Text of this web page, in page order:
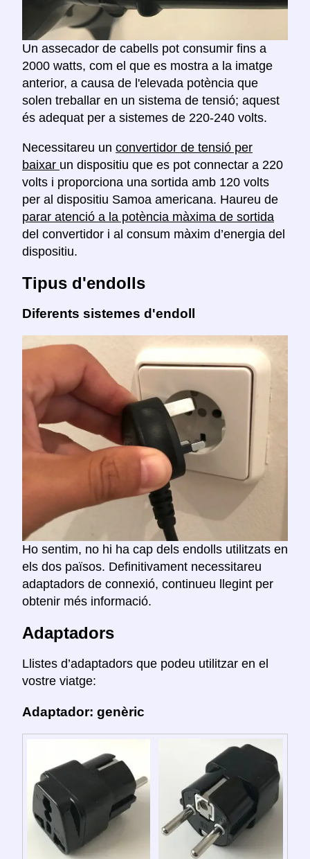
Un assecador de cabells pot consumir fins a
2000 watts, com el que es mostra a la imatge
anterior, a causa de l'elevada potència que
solen treballar en un sistema de tensió; aquest
és adequat per a sistemes de 220-240 volts.
Necessitareu un convertidor de tensió per
baixar un dispositiu que es pot connectar a 220
volts i proporciona una sortida amb 120 volts
per al dispositiu Samoa americana. Haureu de
parar atenció a la potència màxima de sortida
del convertidor i al consum màxim d’energia del
dispositiu.
Tipus d'endolls
Diferents sistemes d'endoll
Ho sentim, no hi ha cap dels endolls utilitzats en
els dos països. Definitivament necessitareu
adaptadors de connexió, continueu llegint per
obtenir més informació.
Adaptadors
Llistes d’adaptadors que podeu utilitzar en el
vostre viatge:
Adaptador: genèric